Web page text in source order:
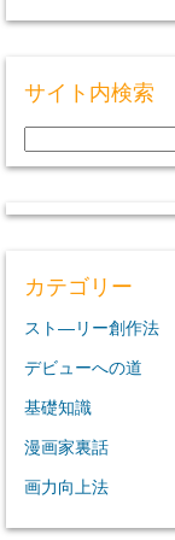
サイト内検索
索:
カテゴリー
スト―リー創作法
デビューへの道
基礎知識
漫画家裏話
画力向上法